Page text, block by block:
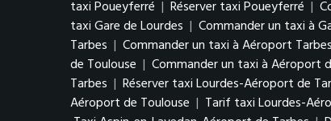
taxi Poueyferré | Réserver taxi Poueyferré |
taxi Gare de Lourdes | Commander un taxi à
Tarbes | Commander un taxi à Aéroport Tarbes
de Toulouse | Commander un taxi à Aéroport
Tarbes | Réserver taxi Lourdes-Aéroport de
Aéroport de Toulouse | Tarif taxi Lourdes-